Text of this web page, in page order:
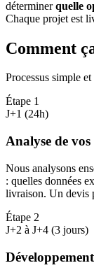
déterminerquelle
Chaque projet est
Comment
Processus simple
Étape 1
J+1 (24h)
Analyse de vos
Nous analysons
: quelles données
livraison. Un devis
Étape 2
J+2 à J+4 (3 jours)